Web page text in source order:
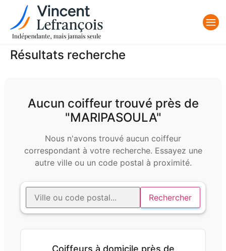
Résultats recherche
Aucun coiffeur trouvé près de
"MARIPASOULA"
Nous n'avons trouvé aucun coiffeur
correspondant à votre recherche. Essayez une
autre ville ou un code postal à proximité.
Rechercher
Coiffeurs à domicile près de